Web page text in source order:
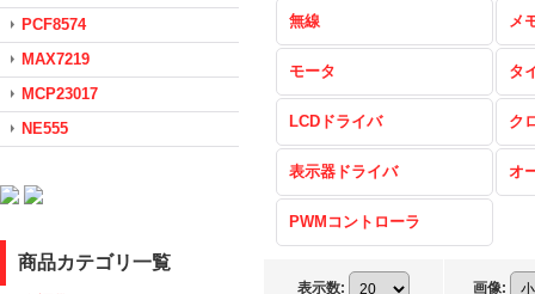
PCF8574
MAX7219
MCP23017
NE555
商品カテゴリ一覧
無線 メ
モータ タ
LCDドライバ ク
表示器ドライバ オ
PWMコントローラ
表示数: 画像: